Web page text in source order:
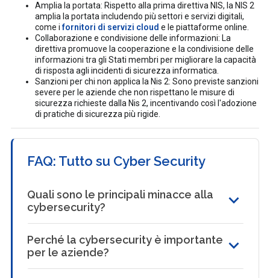
Amplia la portata: Rispetto alla prima direttiva NIS, la NIS 2
amplia la portata includendo più settori e servizi digitali,
come ifornitori di servizi cloud e le piattaforme online.
Collaborazione e condivisione delle informazioni: La
direttiva promuove la cooperazione e la condivisione delle
informazioni tra gli Stati membri per migliorare la capacità
di risposta agli incidenti di sicurezza informatica.
Sanzioni per chi non applica la Nis 2: Sono previste sanzioni
severe per le aziende che non rispettano le misure di
sicurezza richieste dalla Nis 2, incentivando così l'adozione
di pratiche di sicurezza più rigide.
FAQ: Tutto su Cyber Security
Quali sono le principali minacce alla
cybersecurity?
Perché la cybersecurity è importante
per le aziende?